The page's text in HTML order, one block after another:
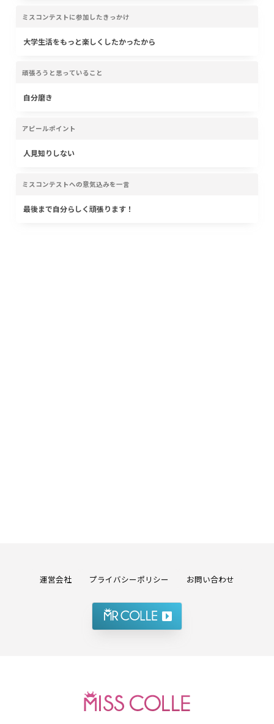
ミスコンテストに参加したきっかけ
大学生活をもっと楽しくしたかったから
頑張ろうと思っていること
自分磨き
アピールポイント
人見知りしない
ミスコンテストへの意気込みを一言
最後まで自分らしく頑張ります！
運営会社 プライバシーポリシー お問い合わせ